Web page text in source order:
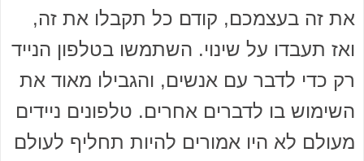
את זה בעצמכם, קודם כל תקבלו את זה,
ואז תעבדו על שינוי. השתמשו בטלפון הנייד
רק כדי לדבר עם אנשים, והגבילו מאוד את
השימוש בו לדברים אחרים. טלפונים ניידים
מעולם לא היו אמורים להיות תחליף לעולם